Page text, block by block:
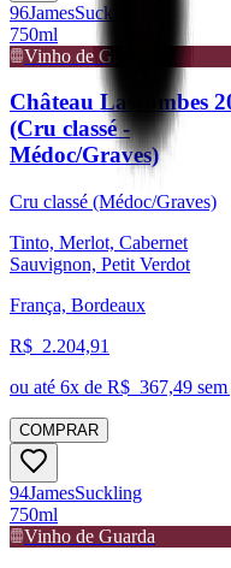
96JamesSuckling
750ml
Vinho de Guarda
Château Lascombes
(Cru classé -
Médoc/Graves)
Cru classé (Médoc/Graves)
Tinto, Merlot, Cabernet
Sauvignon, Petit Verdot
França, Bordeaux
R$ 2.204,91
ou até 6x de R$ 367,49
COMPRAR
94JamesSuckling
750ml
Vinho de Guarda